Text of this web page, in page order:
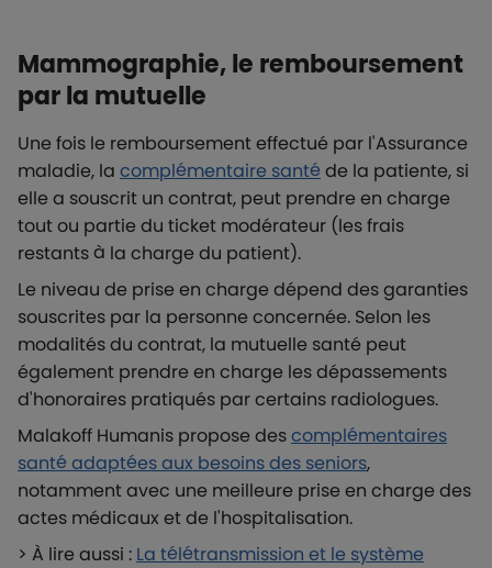
Mammographie, le remboursement
par la mutuelle
Une fois le remboursement effectué par l'Assurance
maladie, la complémentaire santéde la patiente, si
elle a souscrit un contrat, peut prendre en charge
tout ou partie du ticket modérateur (les frais
restants à la charge du patient).
Le niveau de prise en charge dépend des garanties
souscrites par la personne concernée. Selon les
modalités du contrat, la mutuelle santé peut
également prendre en charge les dépassements
d'honoraires pratiqués par certains radiologues.
Malakoff Humanis propose descomplémentaires
santé adaptées aux besoins des seniors,
notamment avec une meilleure prise en charge des
actes médicaux et de l'hospitalisation.
> À lire aussi : La télétransmission et le système